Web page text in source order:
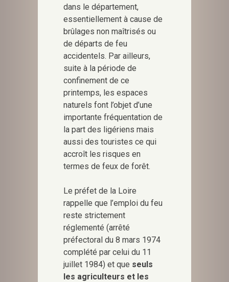
dans le département,
essentiellement à cause de
brûlages non maîtrisés ou
de départs de feu
accidentels. Par ailleurs,
suite à la période de
confinement de ce
printemps, les espaces
naturels font l’objet d’une
importante fréquentation de
la part des ligériens mais
aussi des touristes ce qui
accroît les risques en
termes de feux de forêt.
Le préfet de la Loire
rappelle que l’emploi du feu
reste strictement
réglementé (arrêté
préfectoral du 8 mars 1974
complété par celui du 11
juillet 1984) et que seuls
les agriculteurs et les